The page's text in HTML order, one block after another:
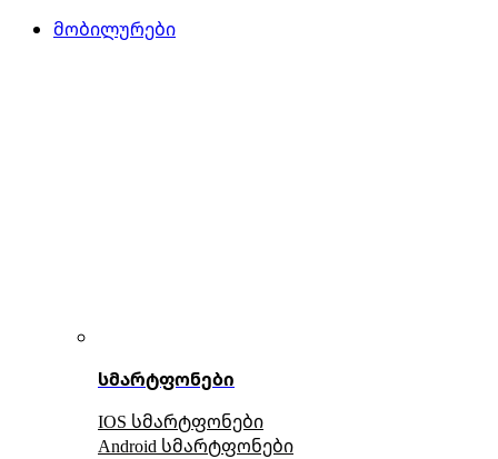
მობილურები
სმარტფონები
IOS სმარტფონები
Android სმარტფონები